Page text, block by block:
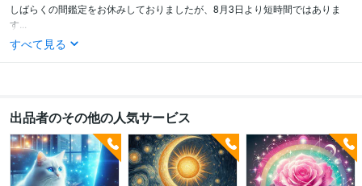
しばらくの間鑑定をお休みしておりましたが、8月3日より短時間ではありま
す...
すべて見る
出品者のその他の人気サービス